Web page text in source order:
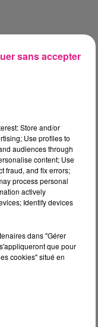
/
Store and/or
Use profiles to
audiences through
content; Use
fraud, and fix errors;
process personal
actively
Identify devices
dans "Gérer
que pour
cookies" situé en
sans accepter